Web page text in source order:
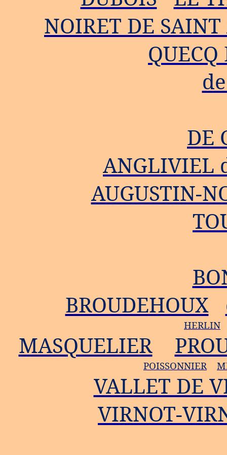
NOIRET DE
QUECQ
DE
ANGLIVIEL
AUGUSTIN-
BROUDEHOUX
HERLIN
MASQUELIER
POISSONNIER
VALLET DE
VIRNOT-